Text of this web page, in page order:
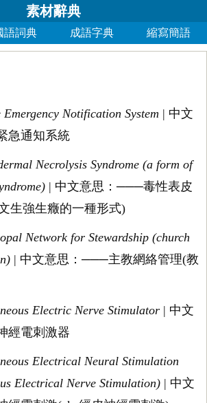
素材辭典
語詞典 成語字典 縮寫簡語
Emergency Notification System | 中文
急通知系統
Necrolysis Syndrome (a form of
| 中文意思：───毒性表皮
生強生癥的一種形式)
Network for Stewardship (church
| 中文意思：───主教網絡管理(教
Electric Nerve Stimulator | 中文
經電刺激器
Electrical Neural Stimulation
Electrical Nerve Stimulation) | 中文